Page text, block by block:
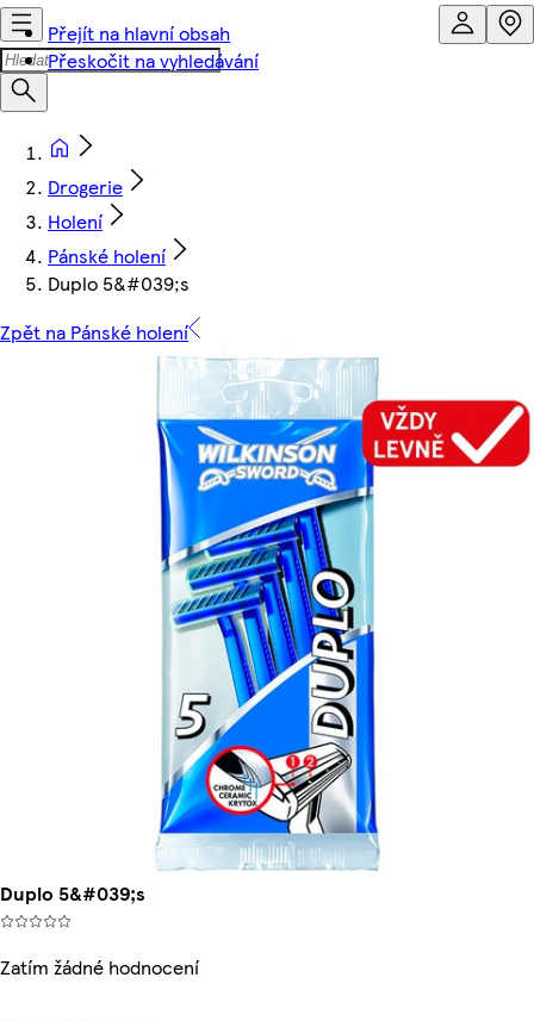
Přejít na hlavní obsah
Přeskočit na vyhledávání
Drogerie
Holení
Pánské holení
Duplo 5&#039;s
Zpět na Pánské holení
Duplo 5&#039;s
Zatím žádné hodnocení